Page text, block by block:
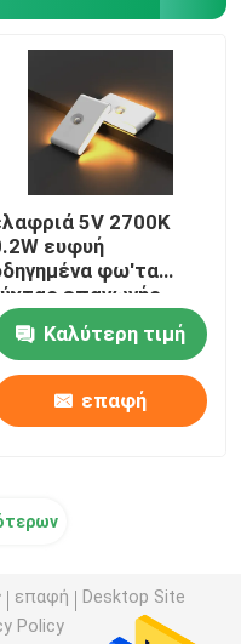
5V 2700K
ευφυή
φω'τα
επαγωγής
οδηγημένα
Καλύτερη τιμή
επαφή
επαφή
Desktop Site
Policy